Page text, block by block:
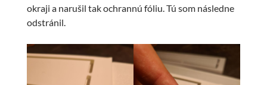
okraji a narušil tak ochrannú fóliu. Tú som následne
odstránil.